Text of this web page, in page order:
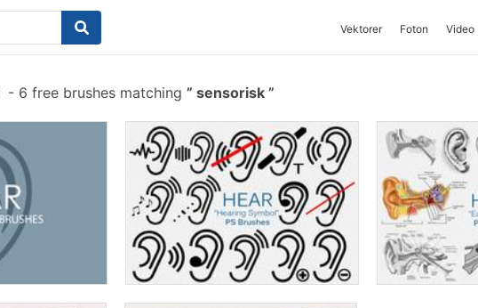
Vektorer Foton Video
- 6 free brushes matching sensorisk